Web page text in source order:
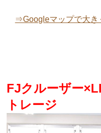
⇒Googleマップで大き
FJクルーザー
トレージ